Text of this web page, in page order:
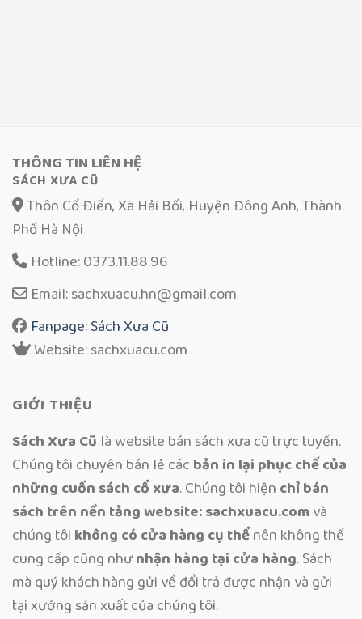
THÔNG TIN LIÊN HỆ
SÁCH XƯA CŨ
Thôn Cổ Điển, Xã Hải Bối, Huyện Đông Anh, Thành
Phố Hà Nội
Hotline: 0373.11.88.96
Email: sachxuacu.hn@gmail.com
Fanpage: Sách Xưa Cũ
Website: sachxuacu.com
GIỚI THIỆU
Sách Xưa Cũ là website bán sách xưa cũ trực tuyến.
Chúng tôi chuyên bán lẻ các bản in lại phục chế của
những cuốn sách cổ xưa. Chúng tôi hiện chỉ bán
sách trên nền tảng website: sachxuacu.comvà
chúng tôi không có cửa hàng cụ thểnên không thể
cung cấp cũng nhưnhận hàng tại cửa hàng. Sách
mà quý khách hàng gửi về đổi trả được nhận và gửi
tại xưởng sản xuất của chúng tôi.